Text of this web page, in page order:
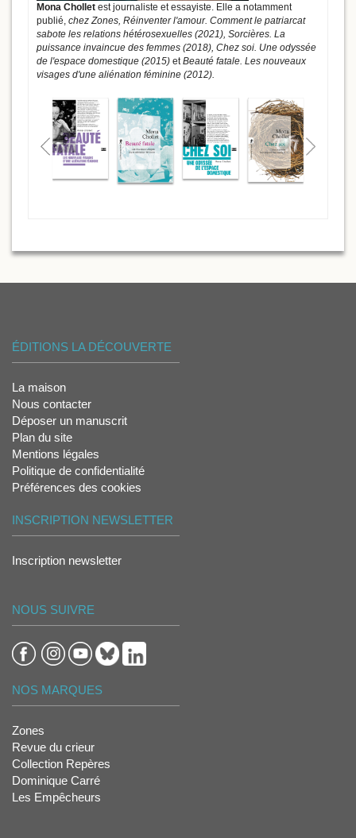
Mona Chollet est journaliste et essayiste. Elle a notamment
publié, chez Zones, Réinventer l'amour. Comment le patriarcat
sabote les relations hétérosexuelles (2021), Sorcières. La
puissance invaincue des femmes (2018), Chez soi. Une odyssée
de l'espace domestique (2015) etBeauté fatale. Les nouveaux
visages d'une aliénation féminine (2012).
ÉDITIONS LA DÉCOUVERTE
La maison
Nous contacter
Déposer un manuscrit
Plan du site
Mentions légales
Politique de confidentialité
Préférences des cookies
INSCRIPTION NEWSLETTER
Inscription newsletter
NOUS SUIVRE
NOS MARQUES
Zones
Revue du crieur
Collection Repères
Dominique Carré
Les Empêcheurs